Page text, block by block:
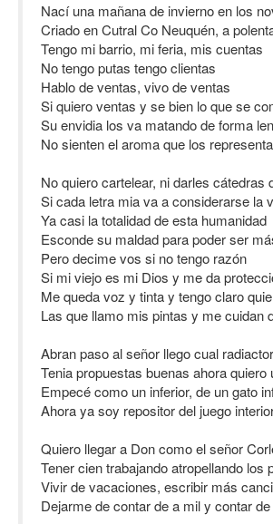
Nací una mañana de invierno en los
Criado en Cutral Co Neuquén, a
Tengo mi barrio, mi feria, mis cuentas
No tengo putas tengo clientas
Hablo de ventas, vivo de ventas
Si quiero ventas y se bien lo que se
Su envidia los va matando de forma
No sienten el aroma que los representa
No quiero cartelear, ni darles cátedras
Si cada letra mia va a considerarse la
Ya casi la totalidad de esta humanidad
Esconde su maldad para poder ser
Pero decime vos si no tengo razón
Si mi viejo es mi Dios y me da
Me queda voz y tinta y tengo claro
Las que llamo mis pintas y me cuidan
Abran paso al señor llego cual radiactor
Tenia propuestas buenas ahora quiero
Empecé como un inferior, de un gato
Ahora ya soy repositor del juego
Quiero llegar a Don como el señor
Tener cien trabajando atropellando los
Vivir de vacaciones, escribir más
Dejarme de contar de a mil y contar